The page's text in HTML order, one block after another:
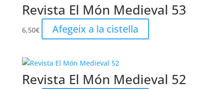
Revista El Món Medieval 53
6,50€ Afegeix a la cistella
Revista El Món Medieval 52